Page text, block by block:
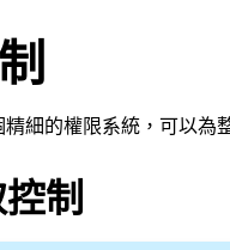
細的權限系統，可以為
制